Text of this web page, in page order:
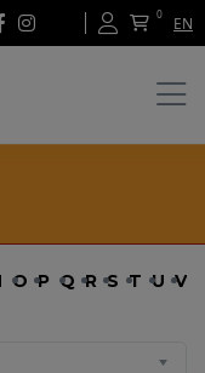
0 EN
O P Q R S T U V